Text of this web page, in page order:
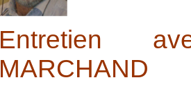
Entretien
MARCHAND